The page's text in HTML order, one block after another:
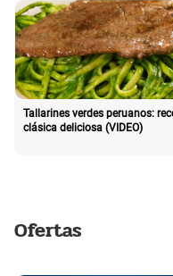
Tallarines verdes peruanos:
clásica deliciosa (VIDEO)
Ofertas